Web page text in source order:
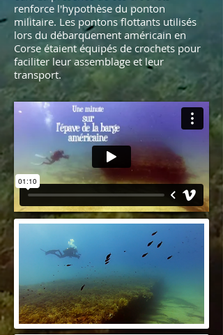
renforce l'hypothèse du ponton
militaire. Les pontons flottants utilisés
lors du débarquement américain en
Corse étaient équipés de crochets pour
faciliter leur assemblage et leur
transport.